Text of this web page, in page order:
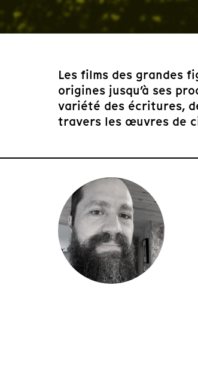
Les films des grandes
origines jusqu’à ses
variété des écritures,
travers les œuvres de